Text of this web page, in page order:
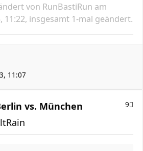
von RunBastiRun am
11:22, insgesamt 1-mal geändert.
11:07
vs. München 9